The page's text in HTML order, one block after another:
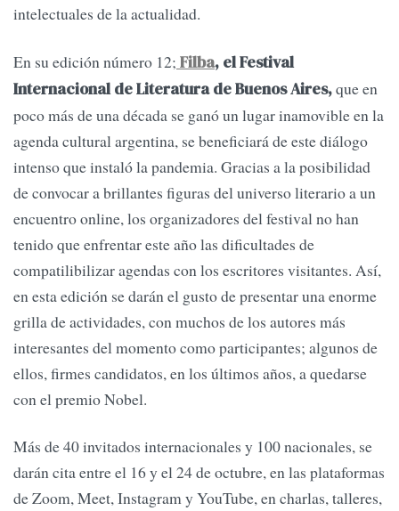
intelectuales de la actualidad.
En su edición número 12; Filba, el Festival
Internacional de Literatura de Buenos Aires,que en
poco más de una década se ganó un lugar inamovible en la
agenda cultural argentina, se beneficiará de este diálogo
intenso que instaló la pandemia. Gracias a la posibilidad
de convocar a brillantes figuras del universo literario a un
encuentro online, los organizadores del festival no han
tenido que enfrentar este año las dificultades de
compatilibilizar agendas con los escritores visitantes. Así,
en esta edición se darán el gusto de presentar una enorme
grilla de actividades, con muchos de los autores más
interesantes del momento como participantes; algunos de
ellos, firmes candidatos, en los últimos años, a quedarse
con el premio Nobel.
Más de 40 invitados internacionales y 100 nacionales, se
darán cita entre el 16 y el 24 de octubre, en las plataformas
de Zoom, Meet, Instagram y YouTube, en charlas, talleres,